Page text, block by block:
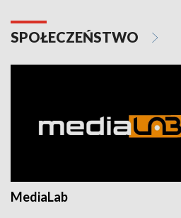
SPOŁECZEŃSTWO
MediaLab